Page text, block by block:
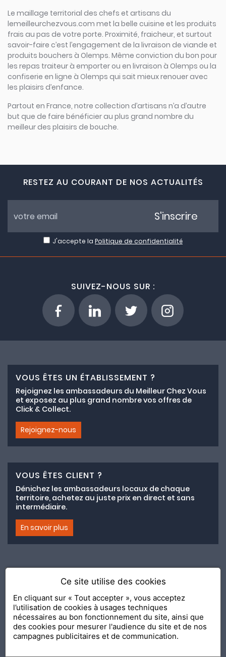
Le maillage territorial des chefs et artisans du
lemeilleurchezvous.com met la belle cuisine et les produits
frais au pas de votre porte. Proximité, fraicheur, et surtout
savoir-faire c’est l’engagement de la livraison de viande et
produits bouchers à Olemps. Même conviction du bon pour
les repas traiteur à emporter ou en livraison à Olemps ou la
confiserie en ligne à Olemps qui sait mieux renouer avec
les plaisirs d’enfance.
Partout en France, notre collection d’artisans n’a d’autre
but que de faire bénéficier au plus grand nombre du
meilleur des plaisirs de bouche.
RESTEZ AU COURANT DE NOS ACTUALITÉS
J'accepte la Politique de confidentialité
S'inscrire
SUIVEZ-NOUS SUR :
VOUS ÊTES UN ÉTABLISSEMENT ?
Rejoignez les ambassadeurs du Meilleur Chez Vous
et exposez au plus grand nombre vos offres de
Click & Collect.
Rejoignez-nous
VOUS ÊTES CLIENT ?
Dénichez les ambassadeurs locaux de chaque
territoire, achetez au juste prix en direct et sans
intermédiaire.
En savoir plus
Adhésion au collectif lemeilleurchezvous.com
Nous contacter Nos Ambassadeurs Présentation
2020 Le Meilleur Chez Vous, édité parAPI & YOU| Agence
conseil & communication Editeur de la solution Console
Shop and Go
Ce site utilise des cookies
En cliquant sur « Tout accepter », vous acceptez
l’utilisation de cookies à usages techniques
nécessaires au bon fonctionnement du site, ainsi que
des cookies pour mesurer l'audience du site et de nos
campagnes publicitaires et de communication.